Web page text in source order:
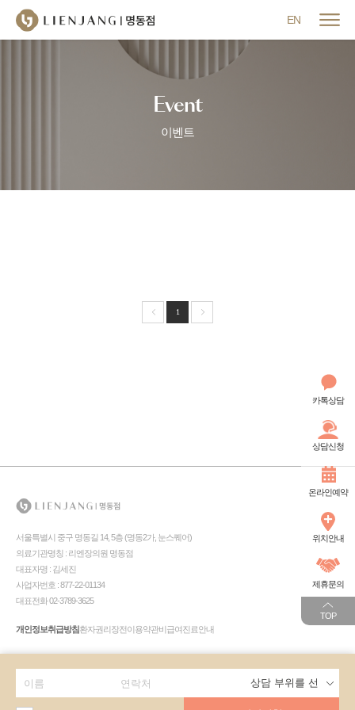
EN
카톡상담
상담신청
온라인예약
위치안내
제휴문의
TOP
Event
이벤트
1
서울특별시 중구 명동길 14, 5층 (명동2가, 눈스퀘어)
의료기관명칭 : 리엔장의원 명동점
대표자명 : 김세진
사업자번호 : 877-22-01134
대표전화 02-3789-3625
개인정보취급방침환자권리장전이용약관비급여진료안내